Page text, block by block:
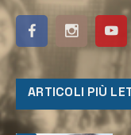
ARTICOLI PIÙ